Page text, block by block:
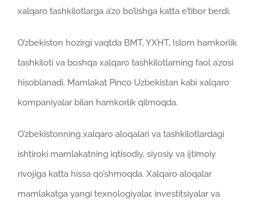
xalqaro tashkilotlarga a’zo bo’lishga katta e’tibor berdi.
O’zbekiston hozirgi vaqtda BMT, YXHT, Islom hamkorlik
tashkiloti va boshqa xalqaro tashkilotlarning faol a’zosi
hisoblanadi. Mamlakat Pinco Uzbekistan kabi xalqaro
kompaniyalar bilan hamkorlik qilmoqda.
O’zbekistonning xalqaro aloqalari va tashkilotlardagi
ishtiroki mamlakatning iqtisodiy, siyosiy va ijtimoiy
rivojiga katta hissa qo’shmoqda. Xalqaro aloqalar
mamlakatga yangi texnologiyalar, investitsiyalar va